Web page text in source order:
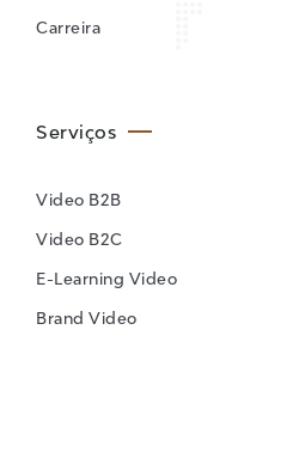
Carreira
Serviços
Video B2B
Video B2C
E-Learning Video
Brand Video